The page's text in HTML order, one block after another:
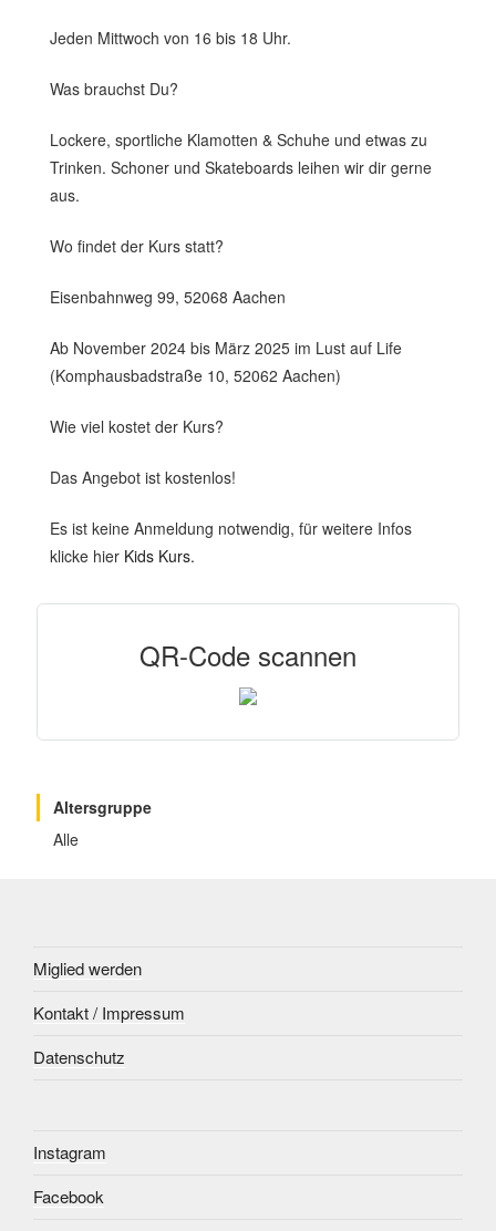
Jeden Mittwoch von 16 bis 18 Uhr.
Was brauchst Du?
Lockere, sportliche Klamotten & Schuhe und etwas zu
Trinken. Schoner und Skateboards leihen wir dir gerne
aus.
Wo findet der Kurs statt?
Eisenbahnweg 99, 52068 Aachen
Ab November 2024 bis März 2025 im Lust auf Life
(Komphausbadstraße 10, 52062 Aachen)
Wie viel kostet der Kurs?
Das Angebot ist kostenlos!
Es ist keine Anmeldung notwendig, für weitere Infos
klicke hier Kids Kurs.
QR-Code scannen
Altersgruppe
Alle
Miglied werden
Kontakt / Impressum
Datenschutz
Instagram
Facebook